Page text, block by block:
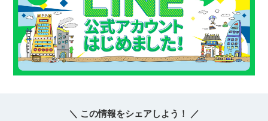
＼ この情報をシェアしよう！ ／